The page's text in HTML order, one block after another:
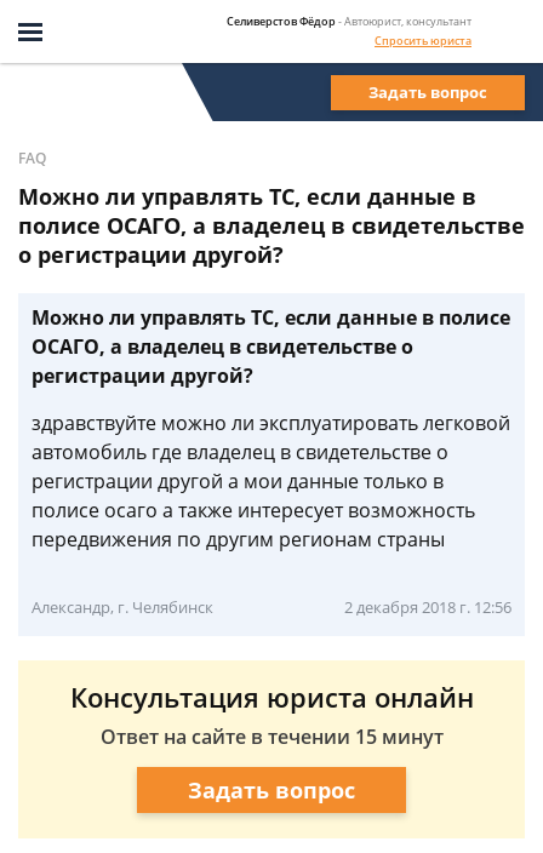
Селиверстов Фёдор- Автоюрист, консультант
Спросить юриста
Задать вопрос
FAQ
Можно ли управлять ТС, если данные в
полисе ОСАГО, а владелец в свидетельстве
о регистрации другой?
Можно ли управлять ТС, если данные в полисе
ОСАГО, а владелец в свидетельстве о
регистрации другой?
здравствуйте можно ли эксплуатировать легковой
автомобиль где владелец в свидетельстве о
регистрации другой а мои данные только в
полисе осаго а также интересует возможность
передвижения по другим регионам страны
Александр, г. Челябинск 2 декабря 2018 г. 12:56
Консультация юриста онлайн
Ответ на сайте в течении 15 минут
Задать вопрос